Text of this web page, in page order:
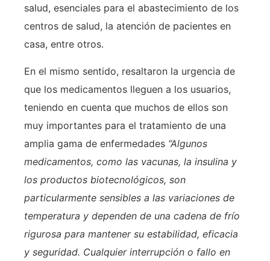
salud, esenciales para el abastecimiento de los
centros de salud, la atención de pacientes en
casa, entre otros.
En el mismo sentido, resaltaron la urgencia de
que los medicamentos lleguen a los usuarios,
teniendo en cuenta que muchos de ellos son
muy importantes para el tratamiento de una
amplia gama de enfermedades “Algunos
medicamentos, como las vacunas, la insulina y
los productos biotecnológicos, son
particularmente sensibles a las variaciones de
temperatura y dependen de una cadena de frío
rigurosa para mantener su estabilidad, eficacia
y seguridad. Cualquier interrupción o fallo en